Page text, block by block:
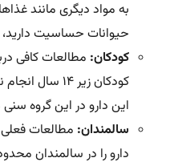
به مواد دیگری مانند
حیوانات حساسیت
کودکان: مطالعات کافی
کودکان زیر ۱۴
این دارو در این گروه
سالمندان: مطالعات
دارو را در سالمندان